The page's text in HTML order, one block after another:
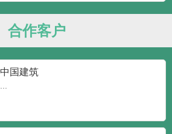
合作客户
中国建筑
...